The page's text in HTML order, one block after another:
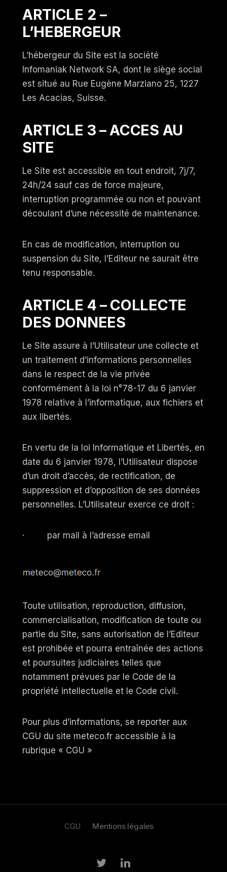
ARTICLE 2 –
L’HEBERGEUR
L’hébergeur du Site est la société
Infomaniak Network SA, dont le siège social
est situé au Rue Eugène Marziano 25, 1227
Les Acacias, Suisse.
ARTICLE 3 – ACCES AU
SITE
Le Site est accessible en tout endroit, 7j/7,
24h/24 sauf cas de force majeure,
interruption programmée ou non et pouvant
découlant d’une nécessité de maintenance.
En cas de modification, interruption ou
suspension du Site, l’Editeur ne saurait être
tenu responsable.
ARTICLE 4 – COLLECTE
DES DONNEES
Le Site assure à l’Utilisateur une collecte et
un traitement d’informations personnelles
dans le respect de la vie privée
conformément à la loi n°78-17 du 6 janvier
1978 relative à l’informatique, aux fichiers et
aux libertés.
En vertu de la loi Informatique et Libertés, en
date du 6 janvier 1978, l’Utilisateur dispose
d’un droit d’accès, de rectification, de
suppression et d’opposition de ses données
personnelles. L’Utilisateur exerce ce droit :
· par mail à l’adresse email
Toute utilisation, reproduction, diffusion,
commercialisation, modification de toute ou
partie du Site , sans autorisation de l’Editeur
est prohibée et pourra entraînée des actions
et poursuites judiciaires telles que
notamment prévues par le Code de la
propriété intellectuelle et le Code civil.
Pour plus d’informations, se reporter aux
CGU du site meteco.fr accessible à la
rubrique « CGU »
CGU Mentions légales